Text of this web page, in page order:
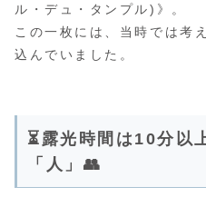
ル・デュ・タンプル)》。
この一枚には、当時では考
込んでいました。
⏳露光時間は10分以
「人」👥